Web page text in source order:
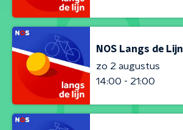
NOS Langs de Lijn
zo 2 augustus
14:00 - 21:00